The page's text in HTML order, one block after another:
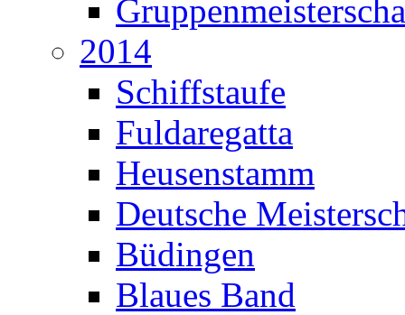
2014
Schiffstaufe
Fuldaregatta
Heusenstamm
Deutsche
Büdingen
Blaues Band